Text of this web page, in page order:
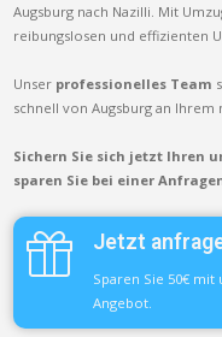
Augsburg nach Nazilli. Mit
reibungslosen und effizienten
Unser professionelles Team
schnell von Augsburg an
Sichern Sie sich jetzt Ihren
sparen Sie bei einer
Jetzt
Sparen Sie 50€
Angebot.